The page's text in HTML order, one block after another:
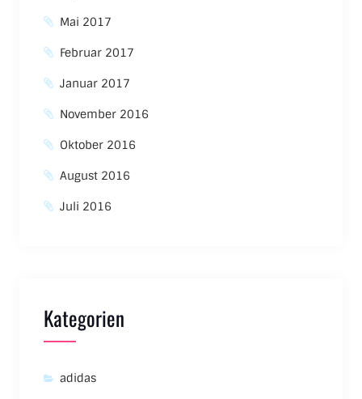
Mai 2017
Februar 2017
Januar 2017
November 2016
Oktober 2016
August 2016
Juli 2016
Kategorien
adidas